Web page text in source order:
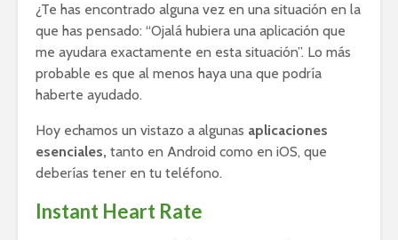
¿Te has encontrado alguna vez en una situación en la
que has pensado: “Ojalá hubiera una aplicación que
me ayudara exactamente en esta situación”. Lo más
probable es que al menos haya una que podría
haberte ayudado.
Hoy echamos un vistazo a algunas aplicaciones
esenciales, tanto en Android como en iOS, que
deberías tener en tu teléfono.
Instant Heart Rate